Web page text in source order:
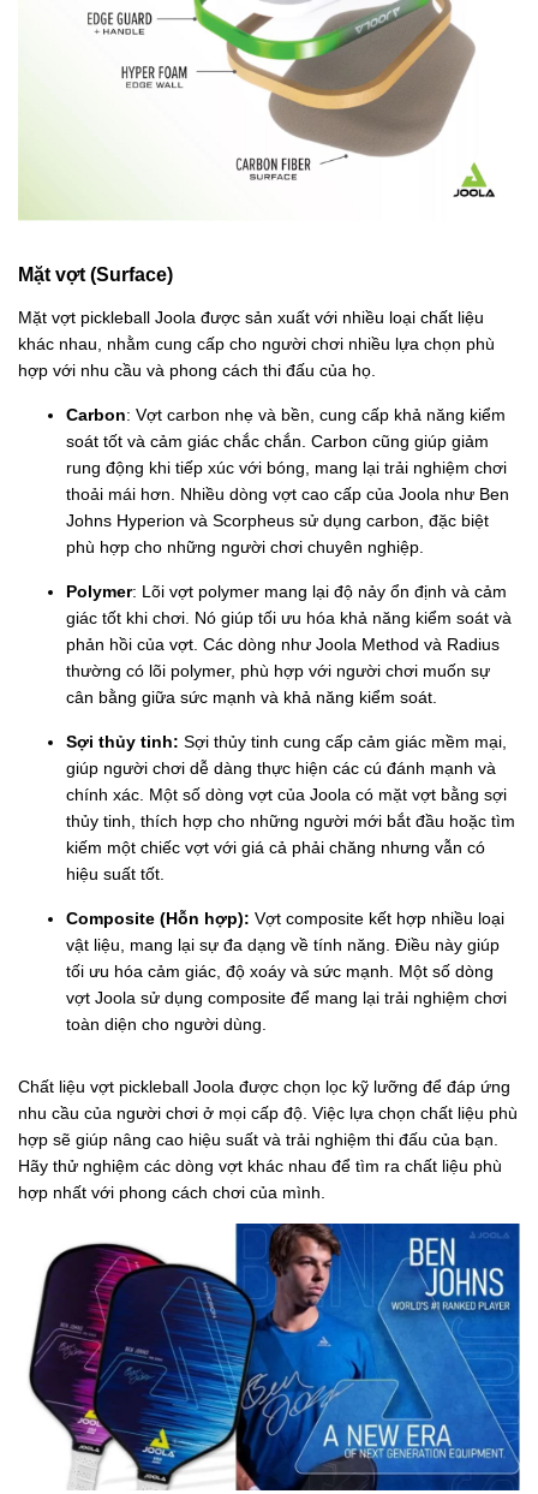
Mặt vợt (Surface)
Mặt vợt pickleball Joola được sản xuất với nhiều loại chất liệu
khác nhau, nhằm cung cấp cho người chơi nhiều lựa chọn phù
hợp với nhu cầu và phong cách thi đấu của họ.
Carbon: Vợt carbon nhẹ và bền, cung cấp khả năng kiểm
soát tốt và cảm giác chắc chắn. Carbon cũng giúp giảm
rung động khi tiếp xúc với bóng, mang lại trải nghiệm chơi
thoải mái hơn. Nhiều dòng vợt cao cấp của Joola như Ben
Johns Hyperion và Scorpheus sử dụng carbon, đặc biệt
phù hợp cho những người chơi chuyên nghiệp.
Polymer: Lõi vợt polymer mang lại độ nảy ổn định và cảm
giác tốt khi chơi. Nó giúp tối ưu hóa khả năng kiểm soát và
phản hồi của vợt. Các dòng như Joola Method và Radius
thường có lõi polymer, phù hợp với người chơi muốn sự
cân bằng giữa sức mạnh và khả năng kiểm soát.
Sợi thủy tinh: Sợi thủy tinh cung cấp cảm giác mềm mại,
giúp người chơi dễ dàng thực hiện các cú đánh mạnh và
chính xác. Một số dòng vợt của Joola có mặt vợt bằng sợi
thủy tinh, thích hợp cho những người mới bắt đầu hoặc tìm
kiếm một chiếc vợt với giá cả phải chăng nhưng vẫn có
hiệu suất tốt.
Composite (Hỗn hợp): Vợt composite kết hợp nhiều loại
vật liệu, mang lại sự đa dạng về tính năng. Điều này giúp
tối ưu hóa cảm giác, độ xoáy và sức mạnh. Một số dòng
vợt Joola sử dụng composite để mang lại trải nghiệm chơi
toàn diện cho người dùng.
Chất liệu vợt pickleball Joola được chọn lọc kỹ lưỡng để đáp ứng
nhu cầu của người chơi ở mọi cấp độ. Việc lựa chọn chất liệu phù
hợp sẽ giúp nâng cao hiệu suất và trải nghiệm thi đấu của bạn.
Hãy thử nghiệm các dòng vợt khác nhau để tìm ra chất liệu phù
hợp nhất với phong cách chơi của mình.